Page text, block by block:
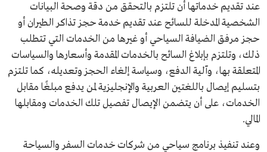
عند تقديم خدماتها أن تلتزم بالتحقق من دقة وصحة البيانات
الشخصية المدخلة للسائح عند تقديم خدمة حجز تذاكر الطيران أو
حجز مرفق الضيافة السياحي أو غيرها من الخدمات التي تتطلب
ذلك، وتلتزم بإبلاغ السائح بالخدمات المقدمة وأسعارها والسياسات
المتعلقة بها، وآلية الدفع، وسياسة إلغاء الحجز وتعديله، كما تلتزم
بتسليم إيصال باللغتين العربية والإنجليزية لمن يدفع مبلغًا مقابل
الخدمات، على أن يتضمن الإيصال تفصيل تلك الخدمات ومقابلها
المالي.
وعند تنفيذ برنامج سياحي من شركات خدمات السفر والسياحة